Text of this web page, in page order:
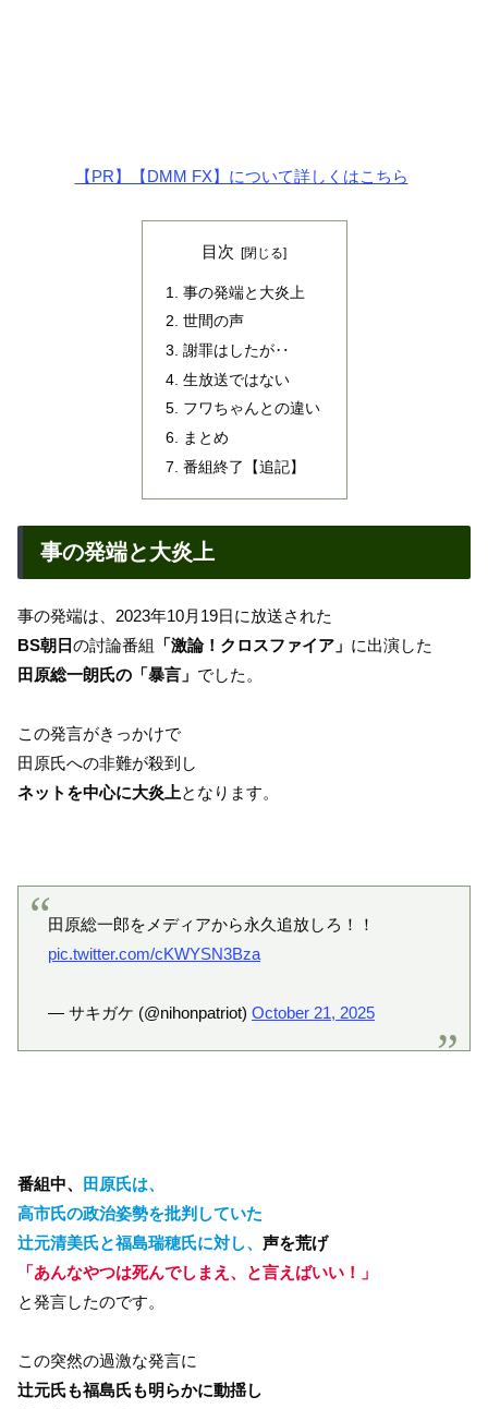
【PR】【DMM FX】について詳しくはこちら
目次
事の発端と大炎上
世間の声
謝罪はしたが‥
生放送ではない
フワちゃんとの違い
まとめ
番組終了【追記】
事の発端と大炎上
事の発端は、2023年10月19日に放送された
BS朝日の討論番組 「激論！クロスファイア」 に出演した
田原総一朗氏の「暴言」 でした。
この発言がきっかけで
田原氏への非難が殺到し
ネットを中心に大炎上となります。
田原総一郎をメディアから永久追放しろ！！
pic.twitter.com/cKWYSN3Bza
— サキガケ (@nihonpatriot) October 21, 2025
番組中、
田原氏は、
高市氏の政治姿勢を批判していた
辻元清美氏と福島瑞穂氏に対し、 声を荒げ
「あんなやつは死んでしまえ、と言えばいい！」
と発言したのです。
この突然の過激な発言に
辻元氏も福島氏も明らかに動揺し